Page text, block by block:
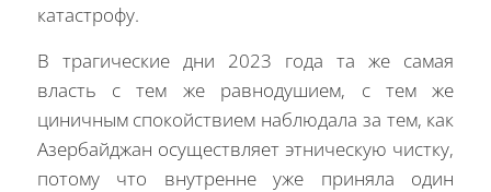
катастрофу.
В трагические дни 2023 года та же самая
власть с тем же равнодушием, с тем же
циничным спокойствием наблюдала за тем, как
Азербайджан осуществляет этническую чистку,
потому что внутренне уже приняла один